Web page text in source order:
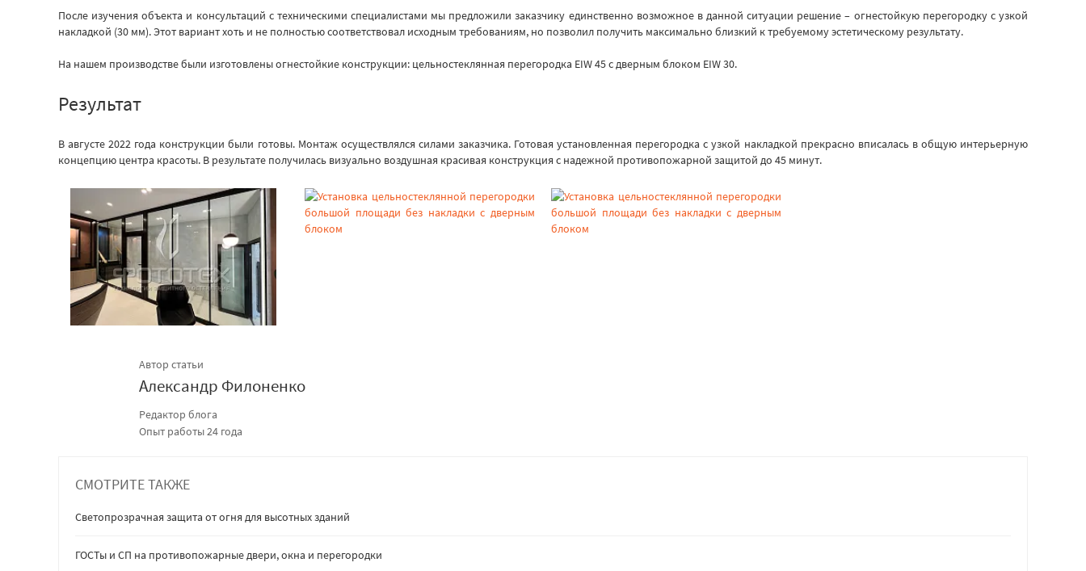
После изучения объекта и консультаций с техническими специалистами мы предложили заказчику единственно возможное в данной ситуации решение – огнестойкую перегородку с узкой
накладкой (30 мм). Этот вариант хоть и не полностью соответствовал исходным требованиям, но позволил получить максимально близкий к требуемому эстетическому результату.
На нашем производстве были изготовлены огнестойкие конструкции: цельностеклянная перегородка EIW 45 с дверным блоком EIW 30.
Результат
В августе 2022 года конструкции были готовы. Монтаж осуществлялся силами заказчика. Готовая установленная перегородка с узкой накладкой прекрасно вписалась в общую интерьерную
концепцию центра красоты. В результате получилась визуально воздушная красивая конструкция с надежной противопожарной защитой до 45 минут.
Автор статьи
Александр Филоненко
Редактор блога
Опыт работы 24 года
СМОТРИТЕ ТАКЖЕ
Светопрозрачная защита от огня для высотных зданий
ГОСТы и СП на противопожарные двери, окна и перегородки